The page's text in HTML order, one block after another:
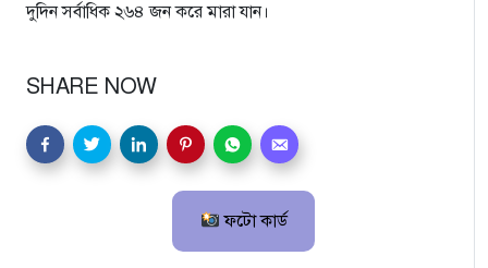
দুদিন সর্বাধিক ২৬৪ জন করে মারা যান।
SHARE NOW
ফটো কার্ড